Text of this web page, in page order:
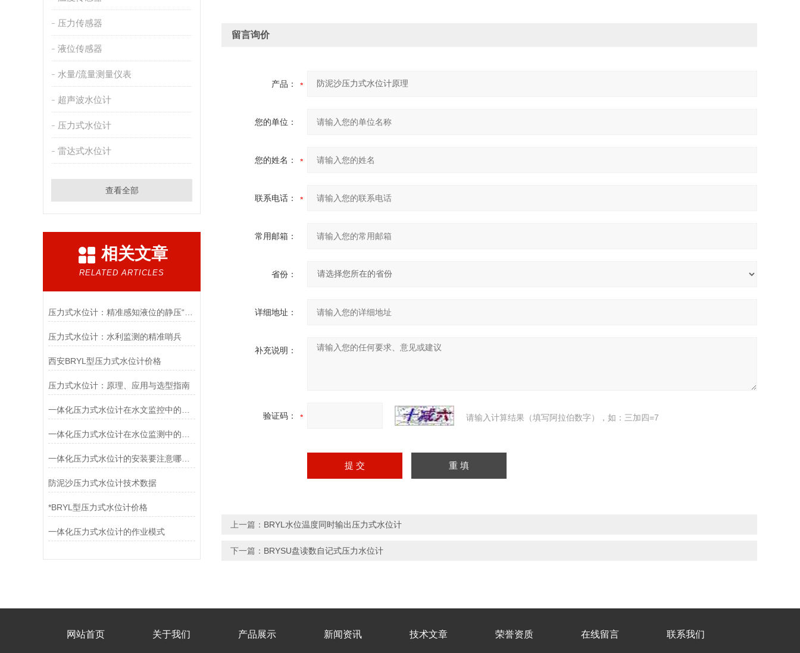
压力传感器
液位传感器
水量/流量测量仪表
超声波水位计
压力式水位计
雷达式水位计
查看全部
相关文章
RELATED ARTICLES
压力式水位计：水利监测的精准哨兵
西安BRYL型压力式水位计价格
压力式水位计：原理、应用与选型指南
一体化压力式水位计的安装要注意哪些事项
防泥沙压力式水位计技术数据
*BRYL型压力式水位计价格
一体化压力式水位计的作业模式
留言询价
产品：
您的单位：
您的姓名：
联系电话：
常用邮箱：
省份：
详细地址：
补充说明：
验证码： 请输入计算结果（填写阿拉伯数字），如：三加四=7
上一篇： BRYL水位温度同时输出压力式水位计
下一篇： BRYSU盘读数自记式压力水位计
网站首页 关于我们 产品展示 新闻资讯 技术文章 荣誉资质 在线留言 联系我们